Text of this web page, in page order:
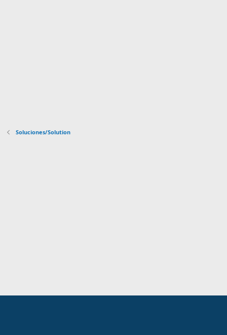
Soluciones/Solution